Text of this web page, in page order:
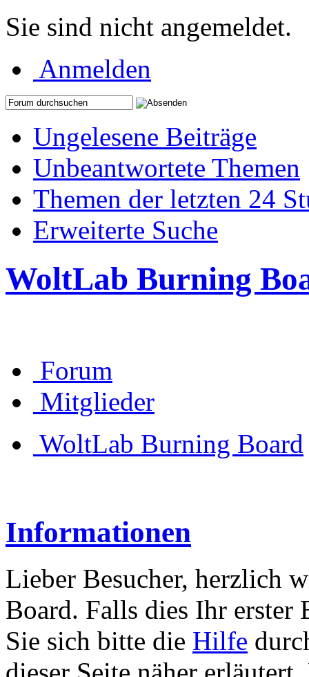
Sie sind nicht angemeldet.
Anmelden
Ungelesene Beiträge
Unbeantwortete Themen
Themen der letzten 24
Erweiterte Suche
WoltLab Burning
Forum
Mitglieder
WoltLab Burning Board
Informationen
Lieber Besucher, herzlich
Board. Falls dies Ihr erster
Sie sich bitte die Hilfe